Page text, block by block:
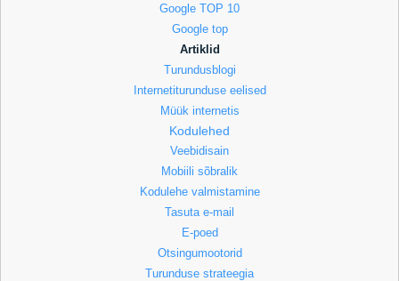
Google TOP 10
Google top
Artiklid
Turundusblogi
Internetiturunduse eelised
Müük internetis
Kodulehed
Veebidisain
Mobiili sõbralik
Kodulehe valmistamine
Tasuta e-mail
E-poed
Otsingumootorid
Turunduse strateegia